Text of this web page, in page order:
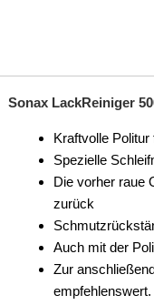
Sonax LackReiniger
Kraftvolle
Spezielle
Die vorher raue
zurück
Auch mit der
Zur
empfehlenswert.